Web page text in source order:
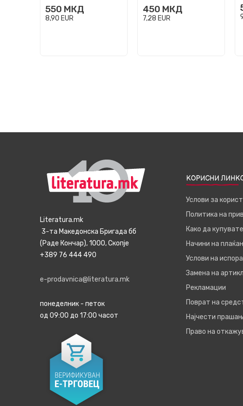
550 МКД
8,90 EUR
450 МКД
7,28 EUR
Literatura.mk
3-та Македонска Бригада бб
(Раде Кончар), 1000, Скопје
+389 76 444 490
e-prodavnica@literatura.mk
понеделник - петок
од 09:00 до 17:00 часот
КОРИСНИ
Услови за
Политика на
Како да купувате
Начини на
Услови на
Замена на
Рекламации
Поврат на
Најчести
Право на